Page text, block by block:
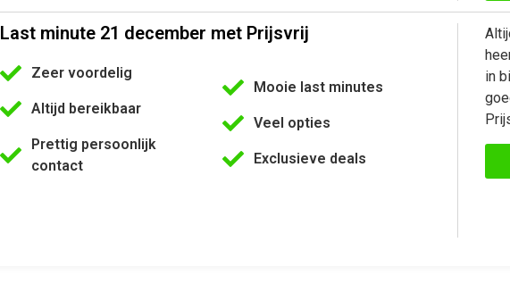
Last minute 21 december met Prijsvrij
Zeer voordelig
Altijd bereikbaar
Prettig persoonlijk
contact
Mooie last minutes
Veel opties
Exclusieve deals
in